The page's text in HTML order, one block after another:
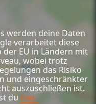
werden deine Daten
verarbeitet diese
EU in Ländern mit
wobei trotz
das Risiko
und eingeschränkter
auszuschließen ist.
du hier.